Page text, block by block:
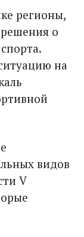
регионы,
о
на
видов
V